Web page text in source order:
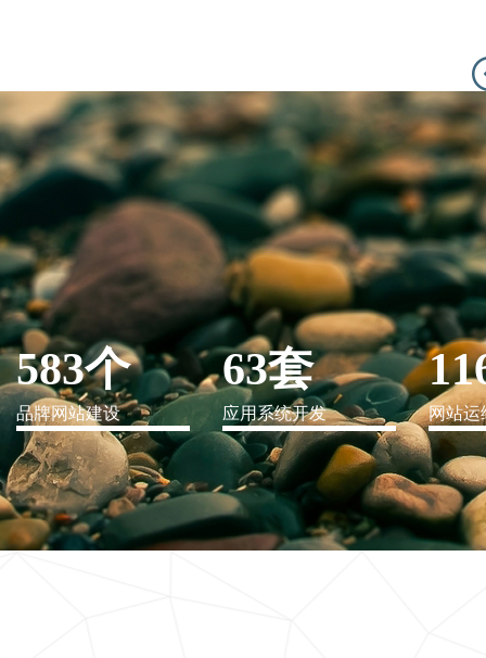
IT行业解决方案
信息爆炸时代，信息传递是否做到更新、更全、更
快
583个
品牌网站建设
63套
应用系统开发 网站运